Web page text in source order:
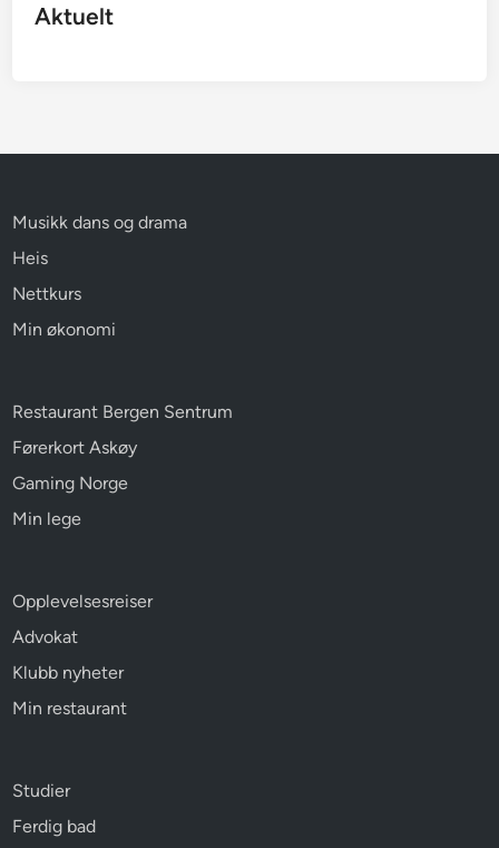
Aktuelt
Musikk dans og drama
Heis
Nettkurs
Min økonomi
Restaurant Bergen Sentrum
Førerkort Askøy
Gaming Norge
Min lege
Opplevelsesreiser
Advokat
Klubb nyheter
Min restaurant
Studier
Ferdig bad